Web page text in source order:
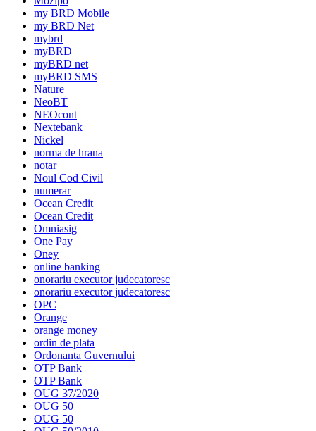
my BRD Mobile
my BRD Net
mybrd
myBRD
myBRD net
myBRD SMS
Nature
NeoBT
NEOcont
Nextebank
Nickel
norma de hrana
notar
Noul Cod Civil
numerar
Ocean Credit
Ocean Credit
Omniasig
One Pay
Oney
online banking
onorariu executor judecatoresc
onorariu executor judecatoresc
OPC
Orange
orange money
ordin de plata
Ordonanta Guvernului
OTP Bank
OTP Bank
OUG 37/2020
OUG 50
OUG 50